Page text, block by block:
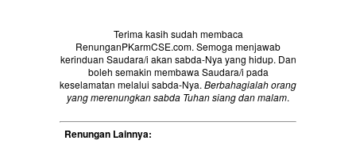
Terima kasih sudah membaca
RenunganPKarmCSE.com. Semoga menjawab
kerinduan Saudara/i akan sabda-Nya yang hidup. Dan
boleh semakin membawa Saudara/i pada
keselamatan melalui sabda-Nya. Berbahagialah orang
yang merenungkan sabda Tuhan siang dan malam.
Renungan Lainnya: